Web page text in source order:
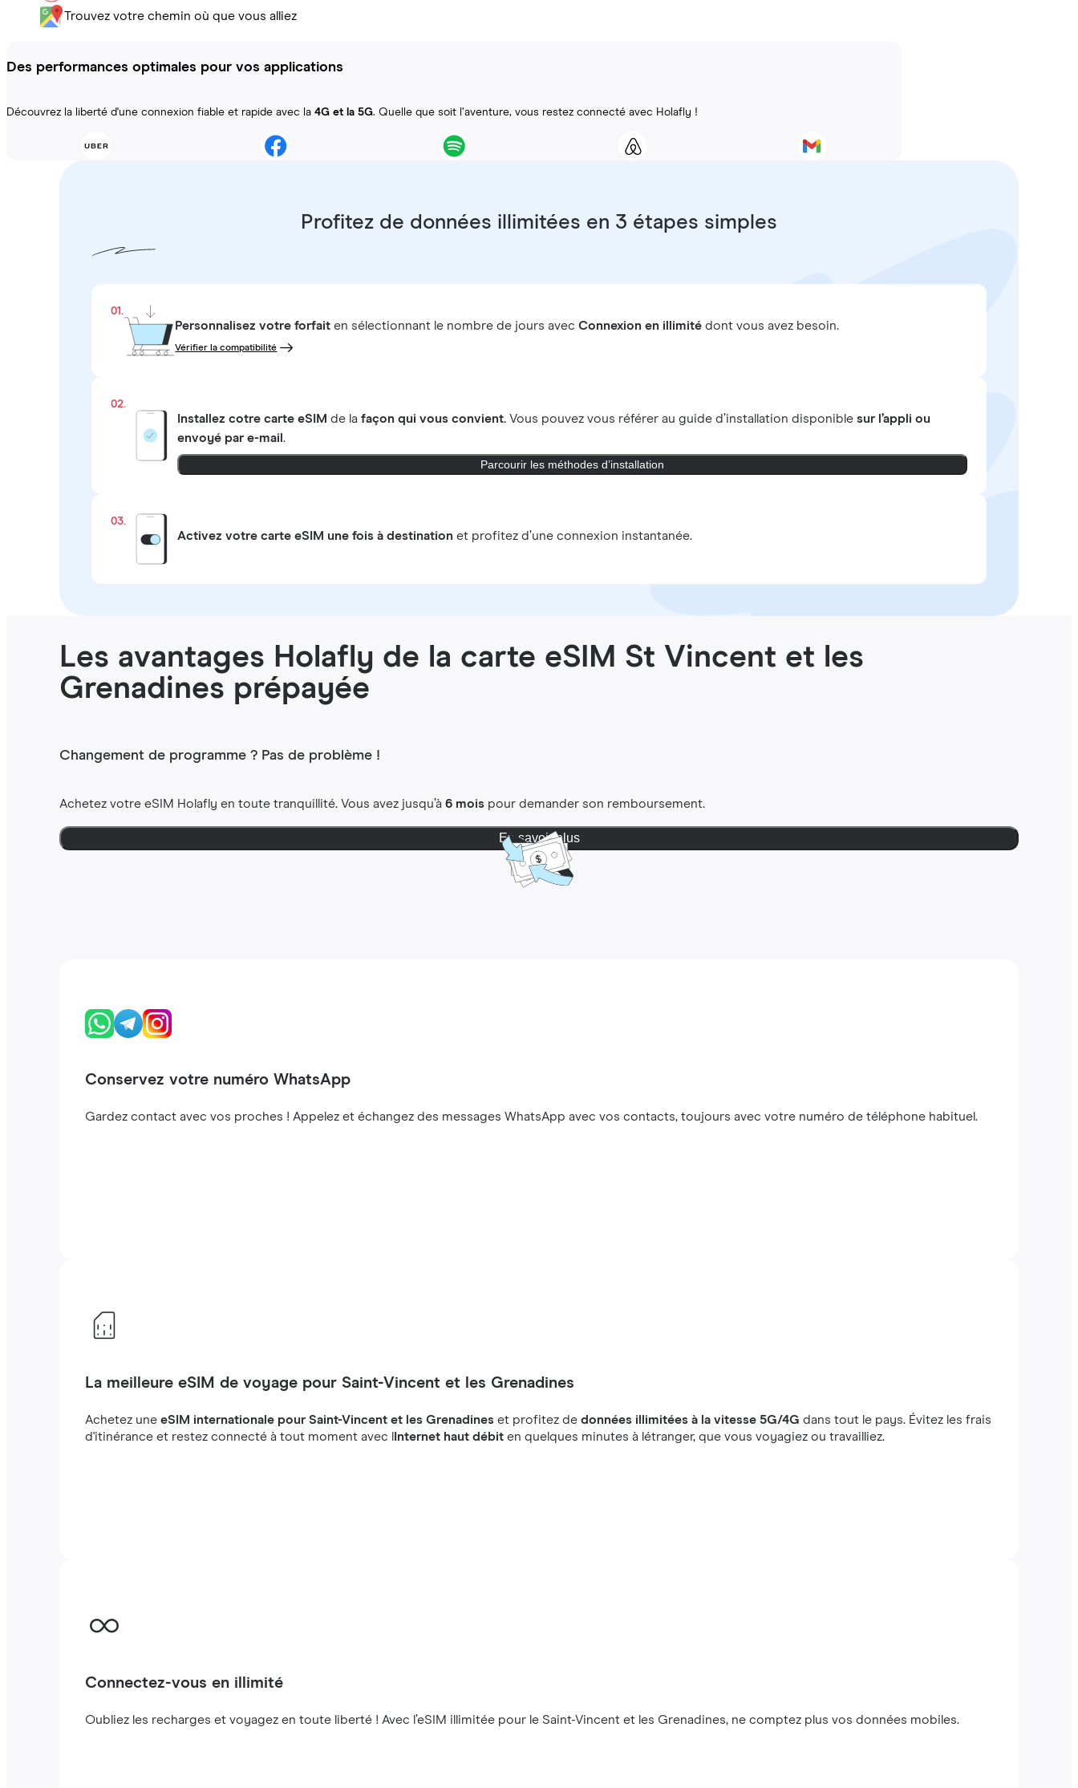
Trouvez votre chemin où que vous alliez
Des performances optimales pour vos applications
Découvrez la liberté d'une connexion fiable et rapide avec la 4G et la 5G. Quelle que soit l’aventure, vous restez connecté avec Holafly !
Profitez de données illimitées en 3 étapes simples
01.
Personnalisez votre forfait en sélectionnant le nombre de jours avecConnexion en illimité dont vous avez besoin.
Vérifier la compatibilité
02.
Installez cotre carte eSIM de lafaçon qui vous convient. Vous pouvez vous référer au guide d’installation disponiblesur l’appli ou
envoyé par e-mail.
Parcourir les méthodes d’installation
03.
Activez votre carte eSIM une fois à destination et profitez d’une connexion instantanée.
Les avantages Holafly de la carte eSIM St Vincent et les
Grenadines prépayée
Changement de programme ? Pas de problème !
Achetez votre eSIM Holafly en toute tranquillité. Vous avez jusqu’à6 mois pour demander son remboursement.
En savoir plus
Conservez votre numéro WhatsApp
Gardez contact avec vos proches ! Appelez et échangez des messages WhatsApp avec vos contacts, toujours avec votre numéro de téléphone habituel.
La meilleure eSIM de voyage pour Saint-Vincent et les Grenadines
Achetez uneeSIM internationale pour Saint-Vincent et les Grenadines et profitez dedonnées illimitées à la vitesse 5G/4G dans tout le pays. Évitez les frais
d'itinérance et restez connecté à tout moment avec l
Internet haut débit en quelques minutes à létranger, que vous voyagiez ou travailliez.
Connectez-vous en illimité
Oubliez les recharges et voyagez en toute liberté ! Avec l’eSIM illimitée pour le Saint-Vincent et les Grenadines, ne comptez plus vos données mobiles.